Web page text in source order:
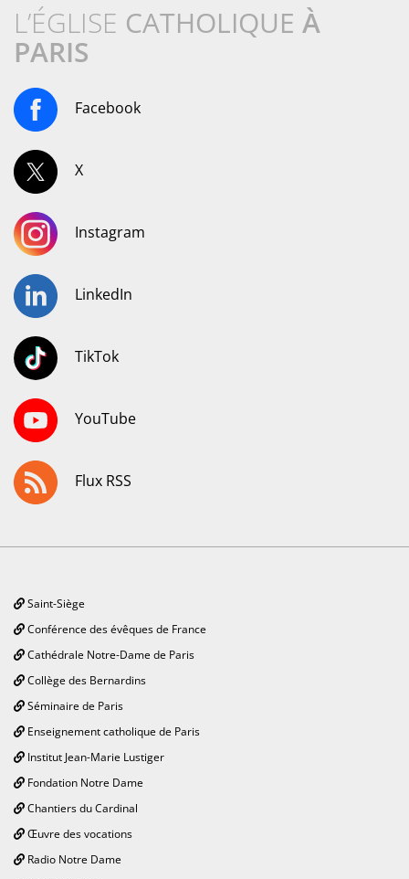
L’ÉGLISE CATHOLIQUE À
PARIS
Facebook
X
Instagram
LinkedIn
TikTok
YouTube
Flux RSS
Saint-Siège
Conférence des évêques de France
Cathédrale Notre-Dame de Paris
Collège des Bernardins
Séminaire de Paris
Enseignement catholique de Paris
Institut Jean-Marie Lustiger
Fondation Notre Dame
Chantiers du Cardinal
Œuvre des vocations
Radio Notre Dame